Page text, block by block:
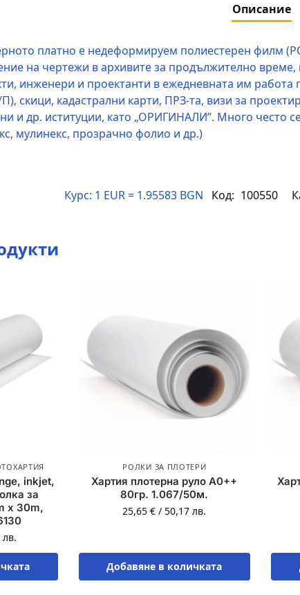
Описание
платно е недеформируем полиестерен филм
на чертежи в архивите за продължително време,
инженери и проектанти в ежедневната им
скици, кадастрални карти, ПРЗ-та, визи за
и др. иституции, като „ОРИГИНАЛИ”. Много често
мулинекс, прозрачно фолио и др.)
Курс: 1 EUR = 1.95583 BGN Код: 100550
inkjet,
за
х 30m,
лв.
РОЛКИ ЗА ПЛОТЕРИ
Хартия плотерна руло A0++
80гр. 1.067/50м.
25,65€ /50,17лв.
Добавяне в количката